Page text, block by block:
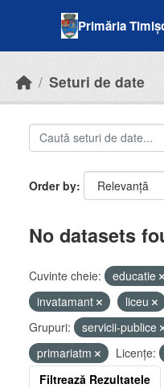
Primăria
Seturi de date
Order by
No datasets
Cuvinte cheie: educatie
invatamant
liceu
Grupuri:
servicii-publice
primariatm
Licenţe:
Filtrează Rezultatele